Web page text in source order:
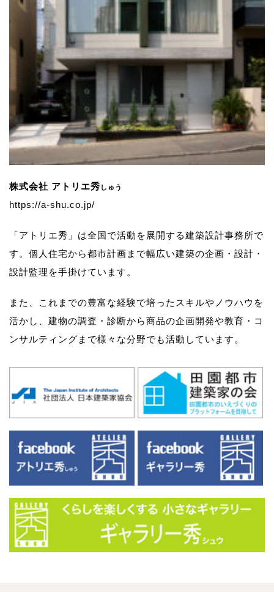
株式会社 アトリエ秀 しゅう
https://a-shu.co.jp/
「アトリエ秀」は全国で活動を展開する建築設計事務所で
す。 個人住宅から都市計画まで幅広い建築の企画・設計・
設計監理を手掛けています。
また、これまでの豊富な経験で培ったスキルやノウハウを
活かし、 建物の調査・診断から商品の企画開発や教育・コ
ンサルティングまで様々な分野でも活動しています。